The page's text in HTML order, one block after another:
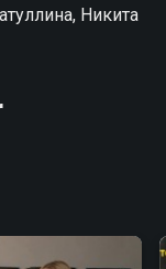
Никита